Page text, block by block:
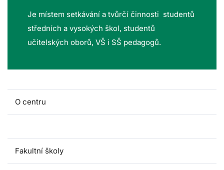
Je místem setkávání a tvůrčí činnosti studentů
středních a vysokých škol, studentů
učitelských oborů, VŠ i SŠ pedagogů.
O centru
Fakultní školy